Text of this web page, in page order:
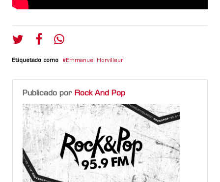
Etiquetado como Emmanuel Horvilleur,
Publicado por Rock And Pop